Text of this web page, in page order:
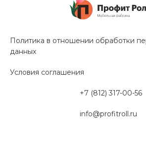
Политика в отношении обработки
данных
Условия соглашения
+7 (812) 317-00-56
info@profitroll.ru